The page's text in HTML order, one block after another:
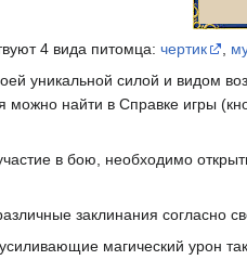
4 вида питомца: чертик ,
уникальной силой и видом
можно найти в Справке игры
в бою, необходимо
заклинания согласно
магический урон